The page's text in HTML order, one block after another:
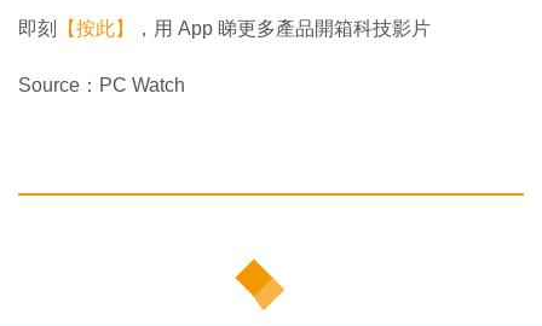
即刻 【按此】 ，用 App 睇更多產品開箱科技影片
Source：PC Watch